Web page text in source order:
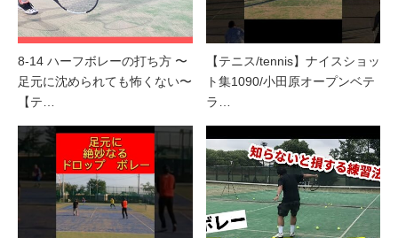
8-14 ハーフボレーの打ち方 〜
足元に沈められても怖くない〜
【テ…
【テニス/tennis】ナイスショッ
ト集1090/小田原オープンベテ
ラ…